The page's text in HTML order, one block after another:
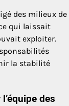
des milieux de
qui laissait
exploiter.
la stabilité
des